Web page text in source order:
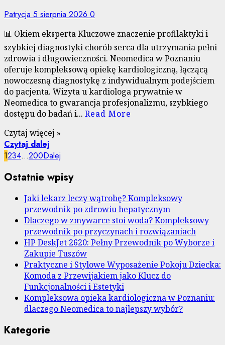
Patrycja 5 sierpnia 2026 0
📊 Okiem eksperta Kluczowe znaczenie profilaktyki i
szybkiej diagnostyki chorób serca dla utrzymania pełni
zdrowia i długowieczności. Neomedica w Poznaniu
oferuje kompleksową opiekę kardiologiczną, łączącą
nowoczesną diagnostykę z indywidualnym podejściem
do pacjenta. Wizyta u kardiologa prywatnie w
Neomedica to gwarancja profesjonalizmu, szybkiego
dostępu do badań i... Read More
Czytaj więcej »
Czytaj dalej
Stronicowanie
wpisów
1234…200Dalej
Ostatnie wpisy
Jaki lekarz leczy wątrobę? Kompleksowy
przewodnik po zdrowiu hepatycznym
Dlaczego w zmywarce stoi woda? Kompleksowy
przewodnik po przyczynach i rozwiązaniach
HP DeskJet 2620: Pełny Przewodnik po Wyborze i
Zakupie Tuszów
Praktyczne i Stylowe Wyposażenie Pokoju Dziecka:
Komoda z Przewijakiem jako Klucz do
Funkcjonalności i Estetyki
Kompleksowa opieka kardiologiczna w Poznaniu:
dlaczego Neomedica to najlepszy wybór?
Kategorie